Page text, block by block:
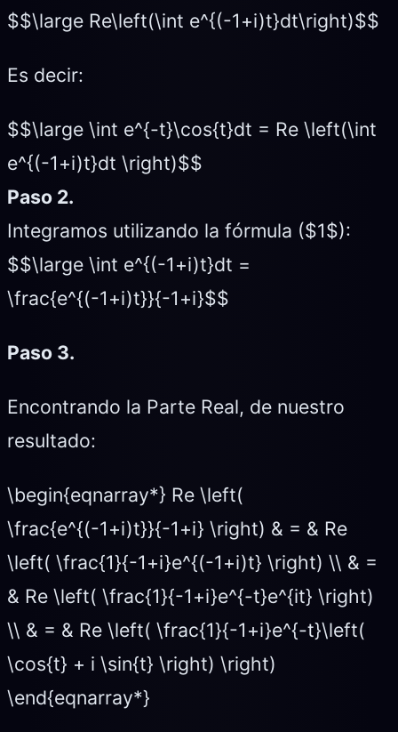
$$\large Re\left(\int e^{(-1+i)t}dt\right)$$
Es decir:
$$\large \int e^{-t}\cos{t}dt = Re \left(\int
e^{(-1+i)t}dt \right)$$
Paso 2.
Integramos utilizando la fórmula ($1$):
$$\large \int e^{(-1+i)t}dt =
\frac{e^{(-1+i)t}}{-1+i}$$
Paso 3.
Encontrando la Parte Real, de nuestro
resultado:
\begin{eqnarray*} Re \left(
\frac{e^{(-1+i)t}}{-1+i} \right) & = & Re
\left( \frac{1}{-1+i}e^{(-1+i)t} \right) \\ & =
& Re \left( \frac{1}{-1+i}e^{-t}e^{it} \right)
\\ & = & Re \left( \frac{1}{-1+i}e^{-t}\left(
\cos{t} + i \sin{t} \right) \right)
\end{eqnarray*}